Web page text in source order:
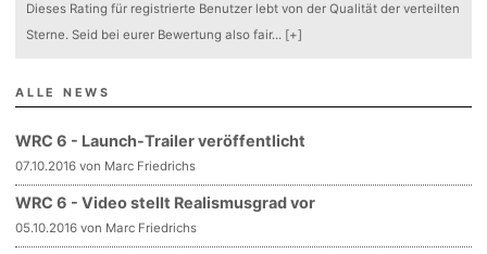
Dieses Rating für registrierte Benutzer lebt von der Qualität der verteilten
Sterne. Seid bei eurer Bewertung also fair... [+]
ALLE NEWS
WRC 6 - Launch-Trailer veröffentlicht
07.10.2016 von Marc Friedrichs
WRC 6 - Video stellt Realismusgrad vor
05.10.2016 von Marc Friedrichs